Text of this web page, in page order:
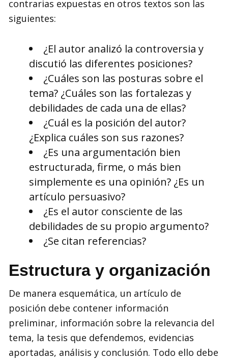
contrarias expuestas en otros textos son las
siguientes:
¿El autor analizó la controversia y
discutió las diferentes posiciones?
¿Cuáles son las posturas sobre el
tema? ¿Cuáles son las fortalezas y
debilidades de cada una de ellas?
¿Cuál es la posición del autor?
¿Explica cuáles son sus razones?
¿Es una argumentación bien
estructurada, firme, o más bien
simplemente es una opinión? ¿Es un
artículo persuasivo?
¿Es el autor consciente de las
debilidades de su propio argumento?
¿Se citan referencias?
Estructura y organización
De manera esquemática, un artículo de
posición debe contener información
preliminar, información sobre la relevancia del
tema, la tesis que defendemos, evidencias
aportadas, análisis y conclusión. Todo ello debe